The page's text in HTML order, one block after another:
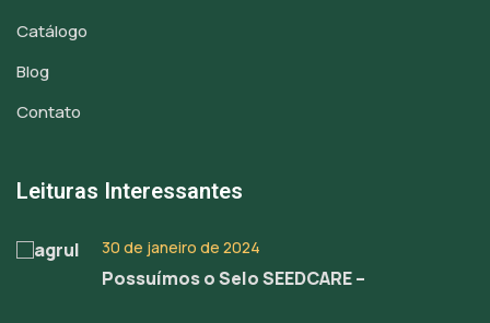
Catálogo
Blog
Contato
Leituras Interessantes
30 de janeiro de 2024
Possuímos o Selo SEEDCARE –